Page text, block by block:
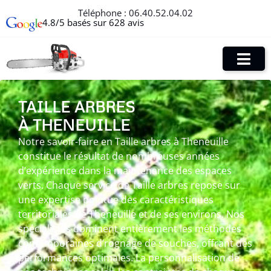
Téléphone : 06.40.52.04.02
4.8/5 basés sur 628 avis
TAILLE ARBRES
À THENEUILLE
Notre savoir-faire en Taille arbres à Theneuille
constitue le résultat de nombreuses années
d’expérience dans la maintenance des espaces
verts. Chaque service de Taille arbres repose sur
une expertise pointue des caractéristiques
territoriales de Theneuille et de ses environs. Nos
spécialistes dominent entièrement les méthodes
contemporaines d’rognage de souches, offrant des
performances optimales. La personnalisation de